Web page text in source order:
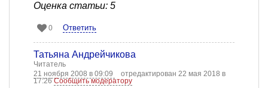
Оценка статьи: 5
0 Ответить
Татьяна Андрейчикова
Читатель
21 ноября 2008 в 09:09
отредактирован 22 мая 2018 в
17:26Сообщить модератору